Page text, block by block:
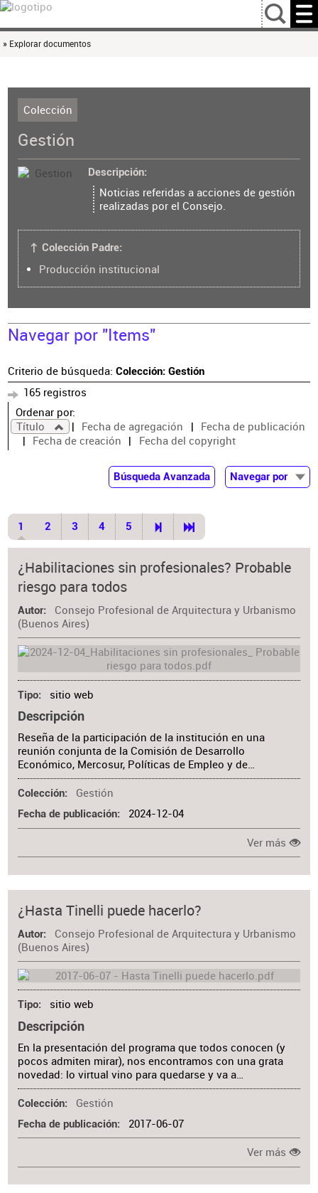
…
» Explorar documentos
Colección
Gestión
Descripción
Noticias referidas a acciones de gestión
realizadas por el Consejo.
↑ Colección Padre:
Producción institucional
Navegar por "Items"
Criterio de búsqueda: Colección: Gestión
165 registros
Ordenar por:
Título
Fecha de agregación
Fecha de publicación
Fecha de creación
Fecha del copyright
Búsqueda Avanzada
Navegar por
1 2 3 4 5
¿Habilitaciones sin profesionales? Probable
riesgo para todos
Autor
Consejo Profesional de Arquitectura y Urbanismo
(Buenos Aires)
Tipo sitio web
Descripción
Reseña de la participación de la institución en una
reunión conjunta de la Comisión de Desarrollo
Económico, Mercosur, Políticas de Empleo y de…
Colección Gestión
Fecha de publicación 2024-12-04
Ver más
¿Hasta Tinelli puede hacerlo?
Autor
Consejo Profesional de Arquitectura y Urbanismo
(Buenos Aires)
Tipo sitio web
Descripción
En la presentación del programa que todos conocen (y
pocos admiten mirar), nos encontramos con una grata
novedad: lo virtual vino para quedarse y va a…
Colección Gestión
Fecha de publicación 2017-06-07
Ver más